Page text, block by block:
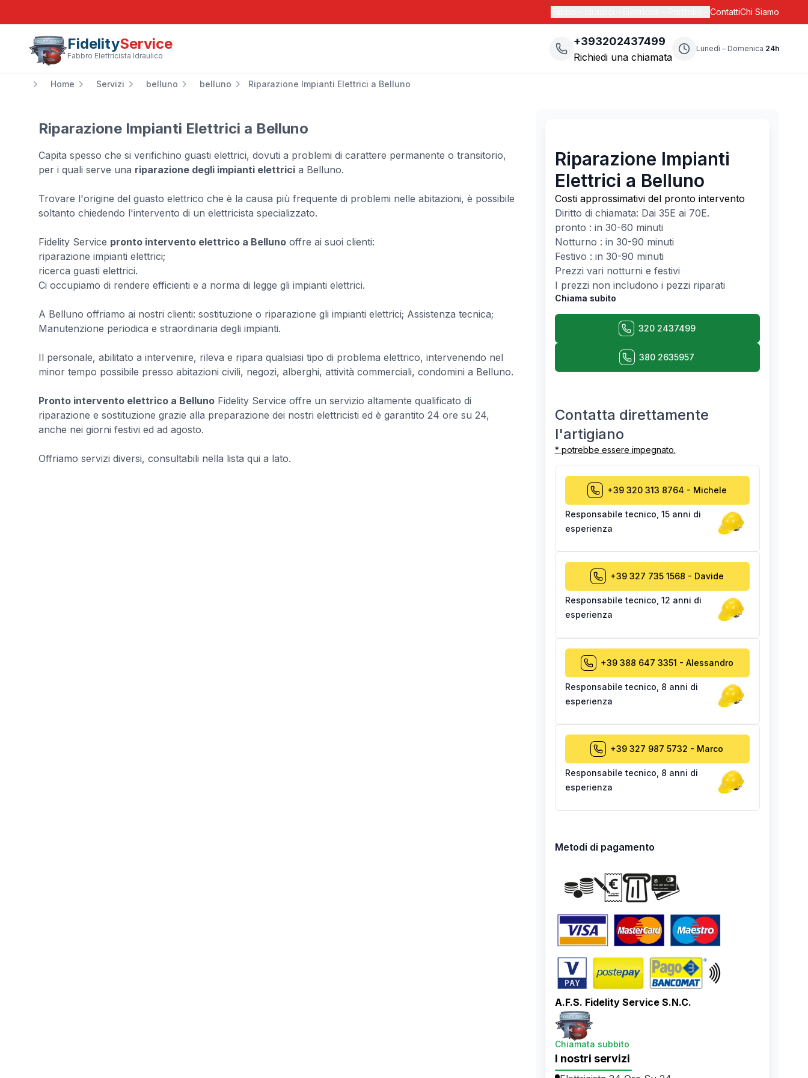
ContattiChi Siamo
FidelityService
Fabbro Elettricista Idraulico
+393202437499
Richiedi una chiamata
Lunedì – Domenica 24h
Home Servizi belluno belluno Riparazione Impianti Elettrici a Belluno
Riparazione Impianti Elettrici a Belluno
Capita spesso che si verifichino guasti elettrici, dovuti a problemi di carattere permanente o transitorio,
per i quali serve una riparazione degli impianti elettrici a Belluno.
Trovare l'origine del guasto elettrico che è la causa più frequente di problemi nelle abitazioni, è possibile
soltanto chiedendo l'intervento di un elettricista specializzato.
Fidelity Service pronto intervento elettrico a Belluno offre ai suoi clienti:
riparazione impianti elettrici;
ricerca guasti elettrici.
Ci occupiamo di rendere efficienti e a norma di legge gli impianti elettrici.
A Belluno offriamo ai nostri clienti: sostituzione o riparazione gli impianti elettrici; Assistenza tecnica;
Manutenzione periodica e straordinaria degli impianti.
Il personale, abilitato a intervenire, rileva e ripara qualsiasi tipo di problema elettrico, intervenendo nel
minor tempo possibile presso abitazioni civili, negozi, alberghi, attività commerciali, condomini a Belluno.
Pronto intervento elettrico a Belluno Fidelity Service offre un servizio altamente qualificato di
riparazione e sostituzione grazie alla preparazione dei nostri elettricisti ed è garantito 24 ore su 24,
anche nei giorni festivi ed ad agosto.
Offriamo servizi diversi, consultabili nella lista qui a lato.
Riparazione Impianti
Elettrici a Belluno
Costi approssimativi del pronto intervento
Diritto di chiamata: Dai 35E ai 70E.
pronto : in 30-60 minuti
Notturno : in 30-90 minuti
Festivo : in 30-90 minuti
Prezzi vari notturni e festivi
I prezzi non includono i pezzi riparati
Chiama subito
320 2437499
380 2635957
Contatta direttamente
l'artigiano
* potrebbe essere impegnato.
+39 320 313 8764 - Michele
Responsabile tecnico 15 anni di
esperienza
+39 327 735 1568 - Davide
Responsabile tecnico 12 anni di
esperienza
+39 388 647 3351 - Alessandro
Responsabile tecnico 8 anni di
esperienza
+39 327 987 5732 - Marco
Responsabile tecnico 8 anni di
esperienza
Metodi di pagamento
A.F.S. Fidelity Service S.N.C.
Chiamata subbito
I nostri servizi